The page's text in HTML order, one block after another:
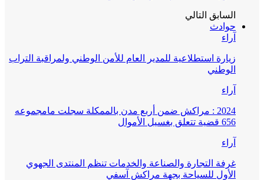
السابق التالي
حوادث
آراء
زيارة استطلاعية للمدير العام للأمن الوطني ولمراقبة التراب
الوطني
آراء
2024 : مراكش ضمن أربع مدن بالممكلة سجلت مامجموعه
656 قضية تتعلق بغسيل الأموال
آراء
غرفة التجارة والصناعة والخدمات تنظم المنتدى الجهوي
الأول للسياحة بجهة مراكش آسفي